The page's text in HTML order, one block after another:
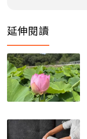
延伸閱讀